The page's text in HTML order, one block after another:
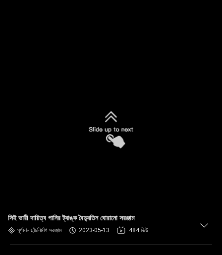
সিই ভারী দায়িত্ব পানির ট্যাঙ্ক বৈদ্যুতিন ঘোরানো সরঞ্জাম
ঘূর্ণমান ছাঁচনির্মাণ সরঞ্জাম 2023-05-13 484 ভিউ